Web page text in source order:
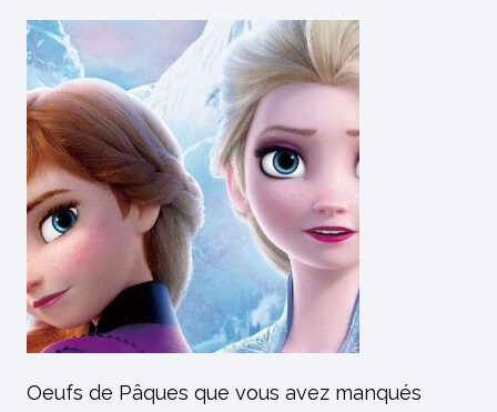
Oeufs de Pâques que vous avez manqués